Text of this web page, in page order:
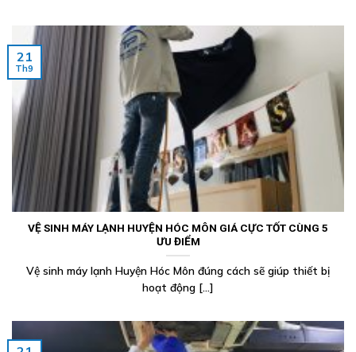
VỆ SINH MÁY LẠNH HUYỆN HÓC MÔN GIÁ CỰC TỐT CÙNG 5
ƯU ĐIỂM
Vệ sinh máy lạnh Huyện Hóc Môn đúng cách sẽ giúp thiết bị
hoạt động [...]
21
Th9